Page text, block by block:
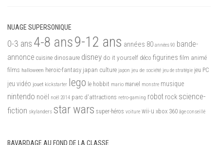
NUAGE SUPERSONIQUE
0-3 ans 4-8 ans9-12 ans années 80 années 90 bande-
annonce cuisine dinosaure disney do it yourself déco figurines film animé
films halloween heroic-fantasy japan culture japon jeu de société jeu de stratégie jeu PC
jeu vidéo jouet kickstarter lego le hobbit mario marvel monstre musique
nintendo noël noël 2014 parc d'attractions retro-gaming robot rock science-
fiction skylanders star wars super-héros voiture wii-u xbox 360 âge conseillé
BAVARDAGE AU FOND DE LA CLASSE